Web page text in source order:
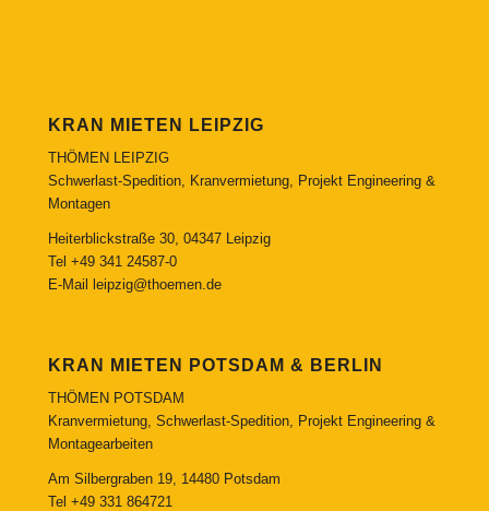
KRAN MIETEN LEIPZIG
THÖMEN LEIPZIG
Schwerlast-Spedition, Kranvermietung, Projekt Engineering &
Montagen
Heiterblickstraße 30, 04347 Leipzig
Tel +49 341 24587-0
E-Mail
leipzig@thoemen.de
KRAN MIETEN POTSDAM & BERLIN
THÖMEN POTSDAM
Kranvermietung, Schwerlast-Spedition, Projekt Engineering &
Montagearbeiten
Am Silbergraben 19, 14480 Potsdam
Tel +49 331 864721